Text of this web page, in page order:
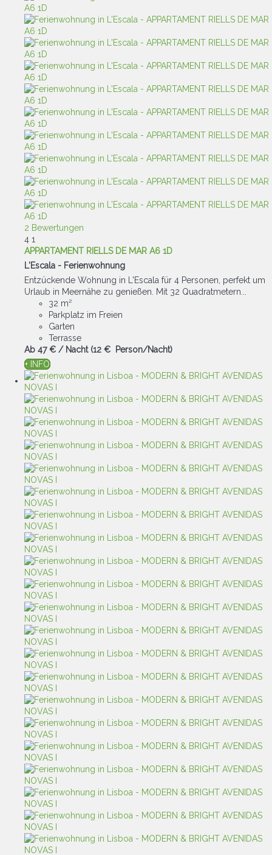
2 Bewertungen
4 1
APPARTAMENT RIELLS DE MAR A6 1D
L'Escala - Ferienwohnung
Entzückende Wohnung in L'Escala für 4 Personen, perfekt um
Urlaub in Meernähe zu genießen. Mit 32 Quadratmetern...
32 m²
Parkplatz im Freien
Garten
Terrasse
Ab 47 € / Nacht (12 € Person/Nacht)
+ INFO